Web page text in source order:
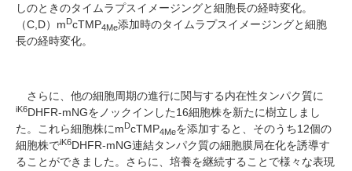
しのときのタイムラプスイメージングと細胞長の経時変化。
（C,D） mDcTMP4Me添加時のタイムラプスイメージングと細胞
長の経時変化。
さらに、他の細胞周期の進行に関与する内在性タンパク質に
iK6DHFR-mNGをノックインした16細胞株を新たに樹立しまし
た。これら細胞株にmDcTMP4Meを添加すると、そのうち12個の
細胞株でiK6DHFR-mNG連結タンパク質の細胞膜局在化を誘導す
ることができました。さらに、培養を継続することで様々な表現